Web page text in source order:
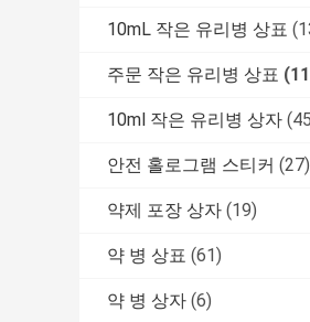
10mL 작은 유리병 상표
주문 작은 유리병 상표
10ml 작은 유리병 상자
안전 홀로그램 스티커 (27)
약제 포장 상자 (19)
약 병 상표 (61)
약 병 상자 (6)